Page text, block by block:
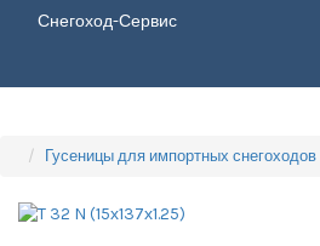
Гусеницы для импортных снегоходов